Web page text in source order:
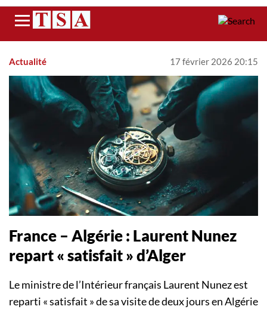
Menu
Actualité 17 février 2026 20:15
France – Algérie : Laurent Nunez
repart « satisfait » d’Alger
Le ministre de l’Intérieur français Laurent Nunez est
reparti « satisfait » de sa visite de deux jours en Algérie